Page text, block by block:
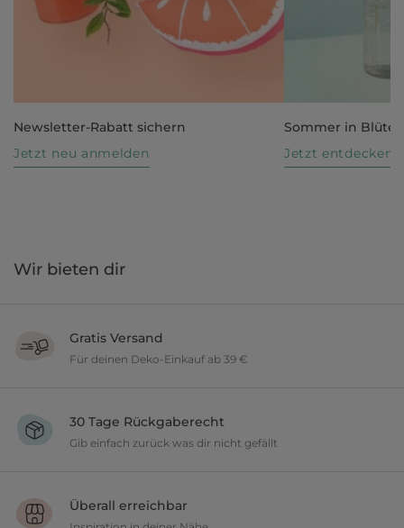
Newsletter-Rabatt sichern
Jetzt neu anmelden
Sommer in Blüte
Jetzt entdecken
Wir bieten dir
Gratis Versand
Für deinen Deko-Einkauf ab 39 €
30 Tage Rückgaberecht
Gib einfach zurück was dir nicht gefällt
Überall erreichbar